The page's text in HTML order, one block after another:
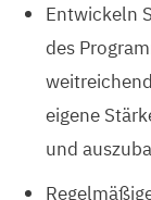
Entwickeln
des
eigene
und